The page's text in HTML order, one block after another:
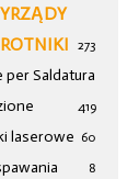
273
per Saldatura
19
4
laserowe 60
8